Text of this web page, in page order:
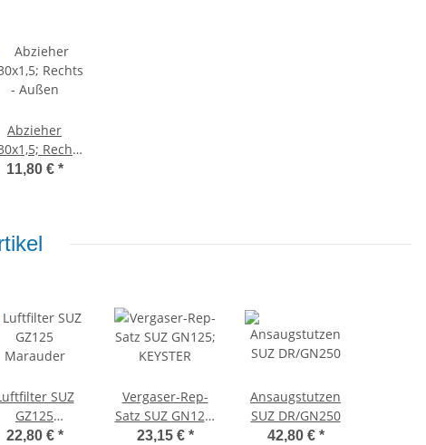
Abzieher
Rechts
- Außen
11,80 € *
SUZ
GZ125
Marauder
22,80 € *
Vergaser-Rep-
Satz SUZ GN125;
KEYSTER
23,15 € *
Ansaugstutzen
SUZ DR/GN250
42,80 € *